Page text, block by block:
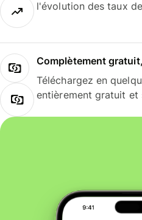
l'évolution des taux
Complètement
Téléchargez en
entièrement gratuit et